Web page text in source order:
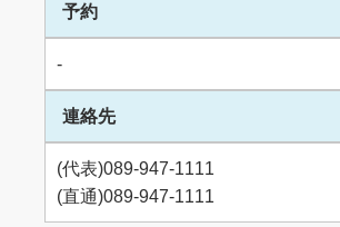
予約
-
連絡先
(代表)089-947-1111
(直通)089-947-1111